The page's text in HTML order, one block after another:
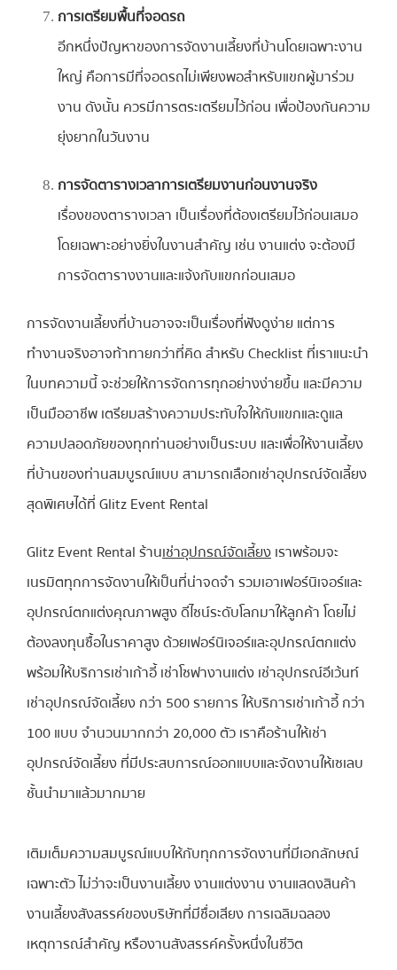
การเตรียมพื้นที่จอดรถ
อีกหนึ่งปัญหาของการจัดงานเลี้ยงที่บ้านโดยเฉพาะงาน
ใหญ่ คือการมีที่จอดรถไม่เพียงพอสำหรับแขกผู้มาร่วม
งาน ดังนั้น ควรมีการตระเตรียมไว้ก่อน เพื่อป้องกันความ
ยุ่งยากในวันงาน
การจัดตารางเวลาการเตรียมงานก่อนงานจริง
เรื่องของตารางเวลา เป็นเรื่องที่ต้องเตรียมไว้ก่อนเสมอ
โดยเฉพาะอย่างยิ่งในงานสำคัญ เช่น งานแต่ง จะต้องมี
การจัดตารางงานและแจ้งกับแขกก่อนเสมอ
การจัดงานเลี้ยงที่บ้านอาจจะเป็นเรื่องที่ฟังดูง่าย แต่การ
ทำงานจริงอาจท้าทายกว่าที่คิด สำหรับ Checklist ที่เราแนะนำ
ในบทความนี้ จะช่วยให้การจัดการทุกอย่างง่ายขึ้น และมีความ
เป็นมืออาชีพ เตรียมสร้างความประทับใจให้กับแขกและดูแล
ความปลอดภัยของทุกท่านอย่างเป็นระบบ และเพื่อให้งานเลี้ยง
ที่บ้านของท่านสมบูรณ์แบบ สามารถเลือกเช่าอุปกรณ์จัดเลี้ยง
สุดพิเศษได้ที่ Glitz Event Rental
Glitz Event Rental ร้านเช่าอุปกรณ์จัดเลี้ยงเราพร้อมจะ
เนรมิตทุกการจัดงานให้เป็นที่น่าจดจำ รวมเอาเฟอร์นิเจอร์และ
อุปกรณ์ตกแต่งคุณภาพสูง ดีไซน์ระดับโลกมาให้ลูกค้า โดยไม่
ต้องลงทุนซื้อในราคาสูง ด้วยเฟอร์นิเจอร์และอุปกรณ์ตกแต่ง
พร้อมให้บริการเช่าเก้าอี้ เช่าโซฟางานแต่ง เช่าอุปกรณ์อีเว้นท์
เช่าอุปกรณ์จัดเลี้ยง กว่า 500 รายการ ให้บริการเช่าเก้าอี้ กว่า
100 แบบ จำนวนมากกว่า 20,000 ตัว เราคือร้านให้เช่า
อุปกรณ์จัดเลี้ยง ที่มีประสบการณ์ออกแบบและจัดงานให้เซเลบ
ชั้นนำมาแล้วมากมาย
เติมเต็มความสมบูรณ์แบบให้กับทุกการจัดงานที่มีเอกลักษณ์
เฉพาะตัว ไม่ว่าจะเป็นงานเลี้ยง งานแต่งงาน งานแสดงสินค้า
งานเลี้ยงสังสรรค์ของบริษัทที่มีชื่อเสียง การเฉลิมฉลอง
เหตุการณ์สำคัญ หรืองานสังสรรค์ครั้งหนึ่งในชีวิต